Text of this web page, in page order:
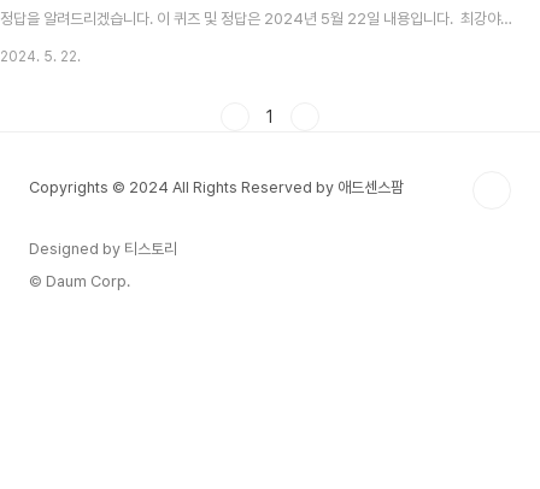
정답을 알려드리겠습니다. 이 퀴즈 및 정답은 2024년 5월 22일 내용입니다. 최강야
구 시즌3 방송시간, 선수, 전적 총정리 목차 신한 쏠뱅크 쏠야구(쏠퀴즈) 5월 22일 문
니다..
2024. 5. 22.
1
Copyrights © 2024 All Rights Reserved by 애드센스팜
Designed by 티스토리
© Daum Corp.